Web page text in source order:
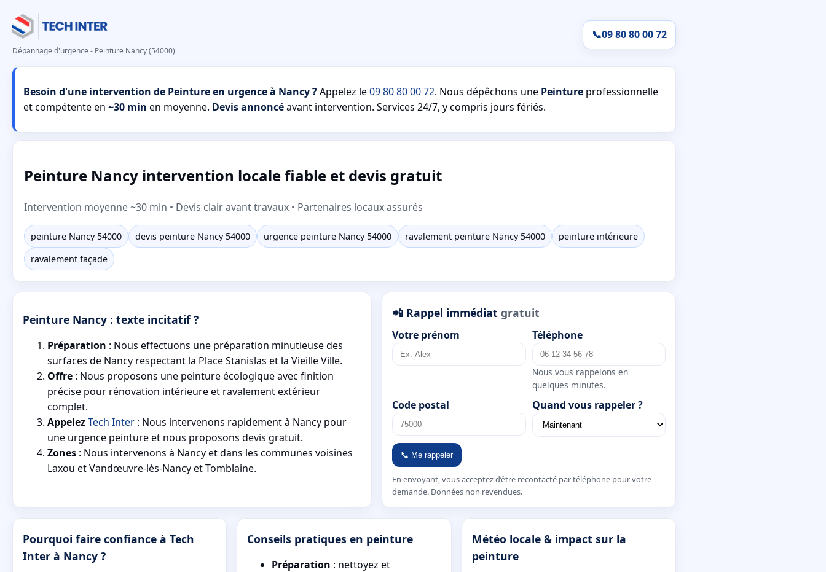
Dépannage d'urgence - Peinture Nancy (54000)
📞09 80 80 00 72
Besoin d'une intervention de Peinture en urgence à Nancy ?Appelez le09 80 80 00 72. Nous dépêchons une Peinture professionnelle
et compétente en ~30 min en moyenne. Devis annoncéavant intervention. Services 24/7, y compris jours fériés.
Peinture Nancy intervention locale fiable et devis gratuit
Intervention moyenne ~30 min • Devis clair avant travaux • Partenaires locaux assurés
peinture Nancy 54000 devis peinture Nancy 54000 urgence peinture Nancy 54000 ravalement peinture Nancy 54000
peinture intérieure
ravalement façade
Peinture Nancy : texte incitatif ?
Préparation : Nous effectuons une préparation minutieuse des
surfaces de Nancy respectant la Place Stanislas et la Vieille Ville.
Offre : Nous proposons une peinture écologique avec finition
précise pour rénovation intérieure et ravalement extérieur
complet.
AppelezTech Inter : Nous intervenons rapidement à Nancy pour
une urgence peinture et nous proposons devis gratuit.
Zones : Nous intervenons à Nancy et dans les communes voisines
Laxou et Vandœuvre-lès-Nancy et Tomblaine.
📲 Rappel immédiatgratuit
Votre prénom Téléphone
Nous vous rappelons en
quelques minutes.
Code postal Quand vous rappeler ?
📞 Me rappeler
En envoyant, vous acceptez d’être recontacté par téléphone pour votre
demande. Données non revendues.
Pourquoi faire confiance à Tech
Inter à Nancy ?
Conseils pratiques en peinture
Préparation : nettoyez et
Météo locale & impact sur la
peinture